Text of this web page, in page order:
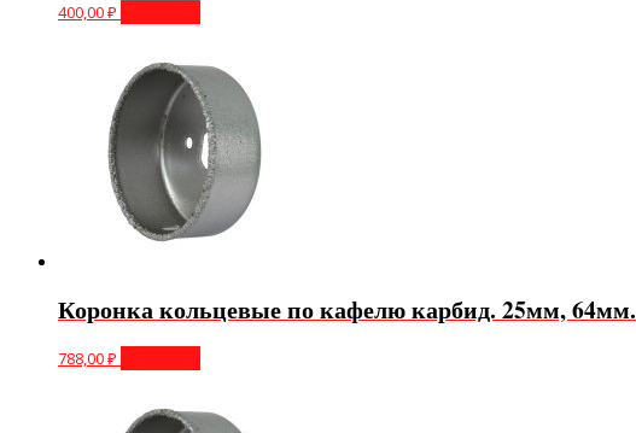
400,00₽
Коронка кольцевые по кафелю карбид. 25мм, 64мм.
788,00₽